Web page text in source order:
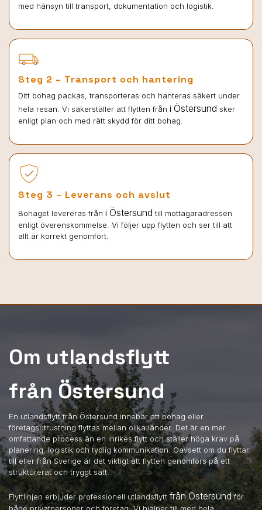
med hänsyn till transport, dokumentation och logistik.
Steg 2 – Transport och hantering
Ditt bohag packas, transporteras och hanteras säkert under
hela resan. Vi säkerställer att flytten från i Östersund sker
enligt plan och med rätt skydd för ditt bohag.
Steg 3 – Leverans och avslut
Bohaget levereras från i Östersund till mottagaradressen
enligt överenskommelse. Vi följer upp flytten och ser till att
allt är korrekt genomfört.
Om utlandsflytt
från Östersund
En utlandsflytt från Östersund innebär att bohag eller
företagsutrustning flyttas mellan olika länder. Det är en mer
omfattande process än en inrikes flytt och ställer höga krav på
planering, logistik och tydlig kommunikation. Oavsett om du flyttar
till eller från Sverige är det viktigt att flytten genomförs på ett
strukturerat och tryggt sätt.
Flyttlinjen erbjuder professionell utlandsflytt från Östersundför
både privatpersoner och företag. Vi hjälper till med hela